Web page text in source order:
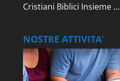
Cristiani Biblici Insieme …
NOSTRE ATTIVITA’